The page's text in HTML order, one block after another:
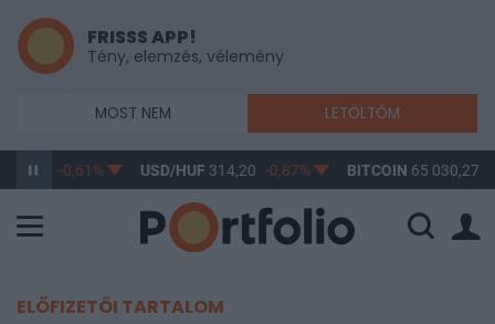
FRISSS APP!
Tény, elemzés, vélemény
MOST NEM LETÖLTÖM
-0,61% USD/HUF314,20 -0,87% BITCOIN65 030,27
ELŐFIZETŐI TARTALOM